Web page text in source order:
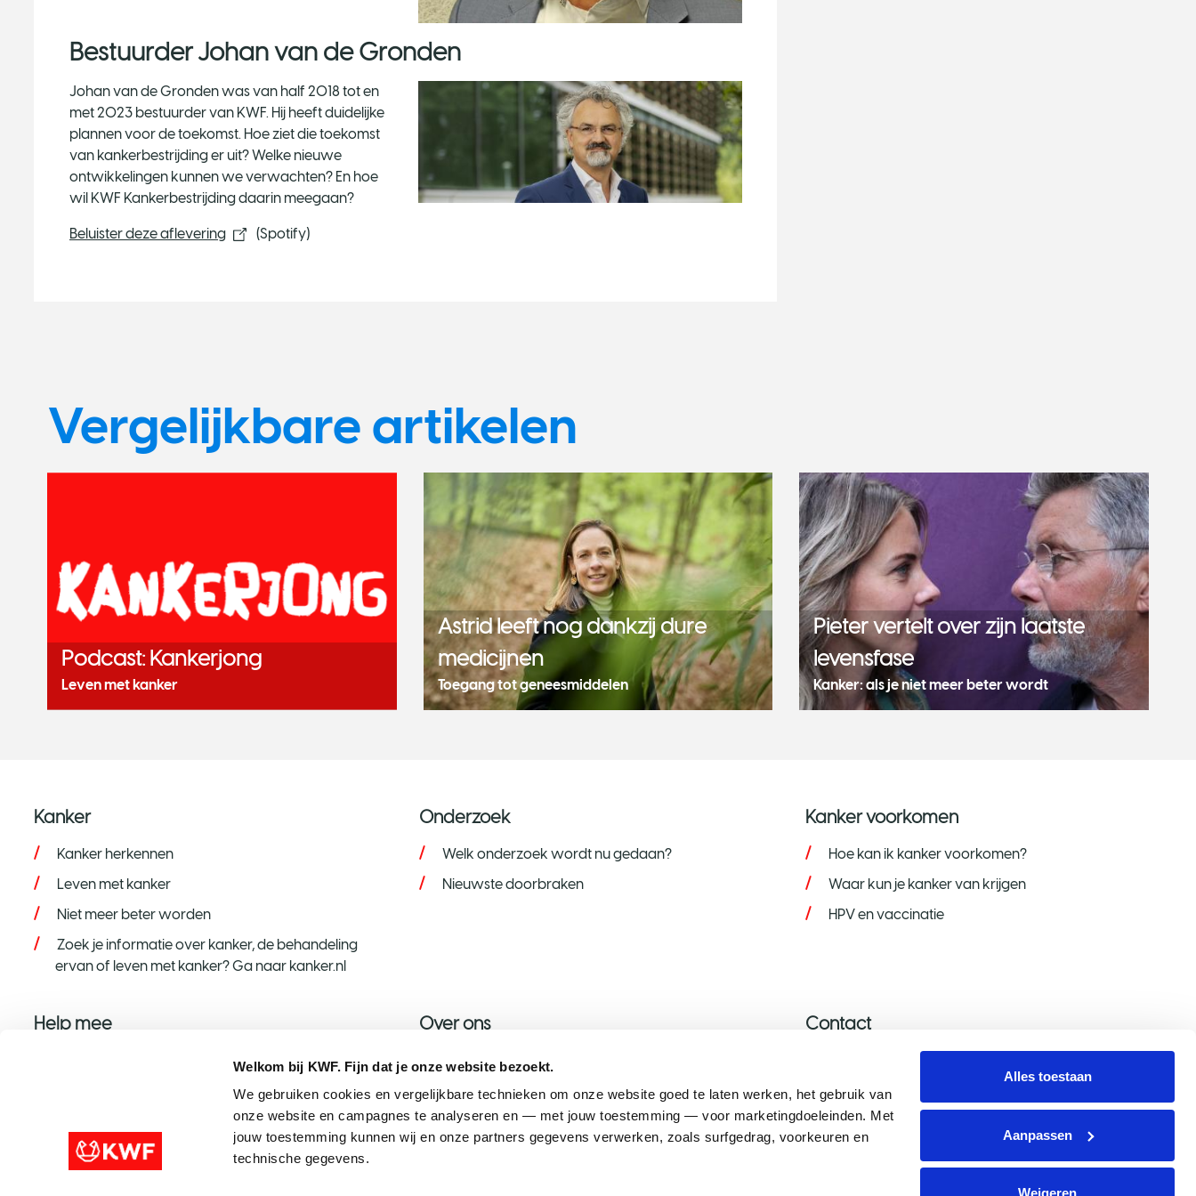
Welkom bij KWF. Fijn dat je onze website bezoekt.
We gebruiken cookies en vergelijkbare technieken om onze website goed te laten werken, het gebruik van
onze website en campagnes te analyseren en — met jouw toestemming — voor marketingdoeleinden. Met
jouw toestemming kunnen wij en onze partners gegevens verwerken, zoals surfgedrag, voorkeuren en
technische gegevens.
Alles toestaan
Aanpassen
Weigeren
Bestuurder Johan van de Gronden
Johan van de Gronden was van half 2018 tot en
met 2023 bestuurder van KWF. Hij heeft duidelijke
plannen voor de toekomst. Hoe ziet die toekomst
van kankerbestrijding er uit? Welke nieuwe
ontwikkelingen kunnen we verwachten? En hoe
wil KWF Kankerbestrijding daarin meegaan?
Beluister deze aflevering​ (Spotify)​
Vergelijkbare artikelen
Podcast: Kankerjong
Leven met kanker
Astrid leeft nog dankzij dure
medicijnen
Toegang tot geneesmiddelen
Pieter vertelt over zijn laatste
levensfase
Kanker: als je niet meer beter wordt
Kanker
Kanker herkennen
Leven met kanker
Niet meer beter worden
Zoek je informatie over kanker, de behandeling
ervan of leven met kanker? Ga naar kanker.nl
Onderzoek
Welk onderzoek wordt nu gedaan?
Nieuwste doorbraken
Kanker voorkomen
Hoe kan ik kanker voorkomen?
Waar kun je kanker van krijgen
HPV en vaccinatie
Help mee
Steun met een grote gift
Over ons
Over KWF
Nieuws
Onze ambassadeurs
Contact
Donatie wijzigen/opzeggen
Aanmelden nieuwsbrief